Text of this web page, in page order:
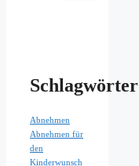
Schlagwörter
Abnehmen
Abnehmen für
den
Kinderwunsch